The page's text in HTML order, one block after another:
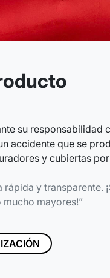
su responsabilidad
accidente que se
y cubiertas
y transparente.
mucho mayores!